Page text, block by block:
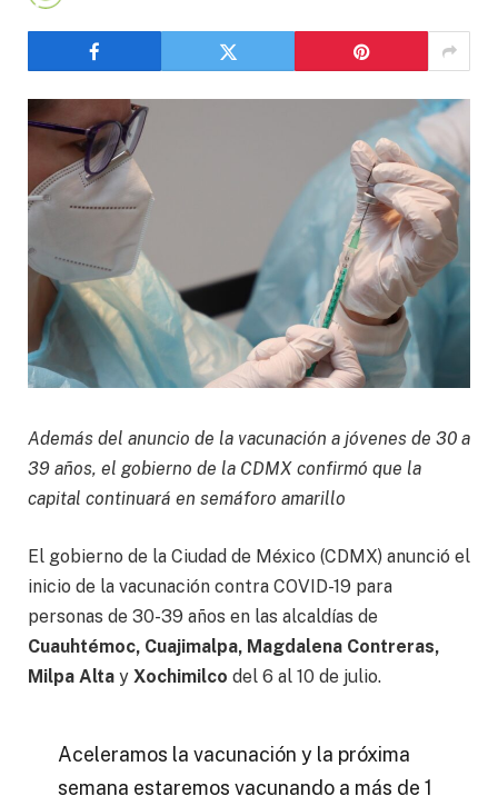
Además del anuncio de la vacunación a jóvenes de 30 a
39 años, el gobierno de la CDMX confirmó que la
capital continuará en semáforo amarillo
El gobierno de la Ciudad de México (CDMX) anunció el
inicio de la vacunación contra COVID-19 para
personas de 30-39 años en las alcaldías de
Cuauhtémoc, Cuajimalpa, Magdalena Contreras,
Milpa Alta y Xochimilco del 6 al 10 de julio.
Aceleramos la vacunación y la próxima
semana estaremos vacunando a más de 1